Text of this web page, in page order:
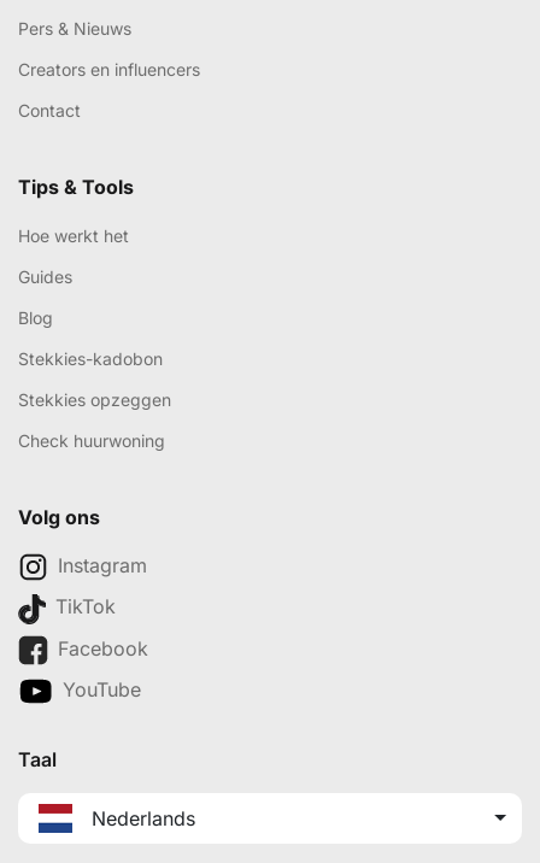
Pers & Nieuws
Creators en influencers
Contact
Tips & Tools
Hoe werkt het
Guides
Blog
Stekkies-kadobon
Stekkies opzeggen
Check huurwoning
Volg ons
Instagram
TikTok
Facebook
YouTube
Taal
Nederlands